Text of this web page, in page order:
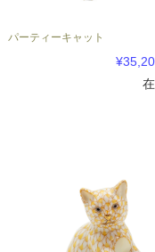
パーティーキャット